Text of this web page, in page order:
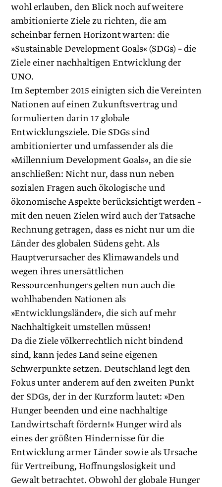
wohl erlauben, den Blick noch auf weitere
ambitionierte Ziele zu richten, die am
scheinbar fernen Horizont warten: die
»Sustainable Development Goals« (SDGs) – die
Ziele einer nachhaltigen Entwicklung der
UNO.
Im September 2015 einigten sich die Vereinten
Nationen auf einen Zukunftsvertrag und
formulierten darin 17 globale
Entwicklungsziele. Die SDGs sind
ambitionierter und umfassender als die
»Millennium Development Goals«, an die sie
anschließen: Nicht nur, dass nun neben
sozialen Fragen auch ökologische und
ökonomische Aspekte berücksichtigt werden –
mit den neuen Zielen wird auch der Tatsache
Rechnung getragen, dass es nicht nur um die
Länder des globalen Südens geht. Als
Hauptverursacher des Klimawandels und
wegen ihres unersättlichen
Ressourcenhungers gelten nun auch die
wohlhabenden Nationen als
»Entwicklungsländer«, die sich auf mehr
Nachhaltigkeit umstellen müssen!
Da die Ziele völkerrechtlich nicht bindend
sind, kann jedes Land seine eigenen
Schwerpunkte setzen. Deutschland legt den
Fokus unter anderem auf den zweiten Punkt
der SDGs, der in der Kurzform lautet: »Den
Hunger beenden und eine nachhaltige
Landwirtschaft fördern!« Hunger wird als
eines der größten Hindernisse für die
Entwicklung armer Länder sowie als Ursache
für Vertreibung, Hoffnungslosigkeit und
Gewalt betrachtet. Obwohl der globale Hunger